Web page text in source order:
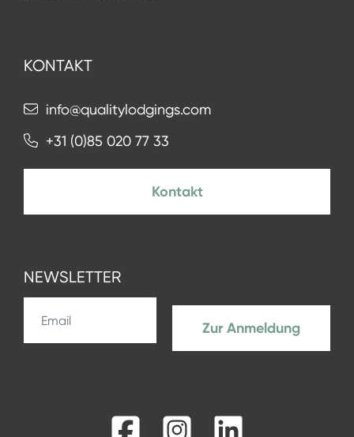
KONTAKT
info@qualitylodgings.com
+31 (0)85 020 77 33
Kontakt
NEWSLETTER
Zur Anmeldung
Facebook
Instagram
LinkedIn